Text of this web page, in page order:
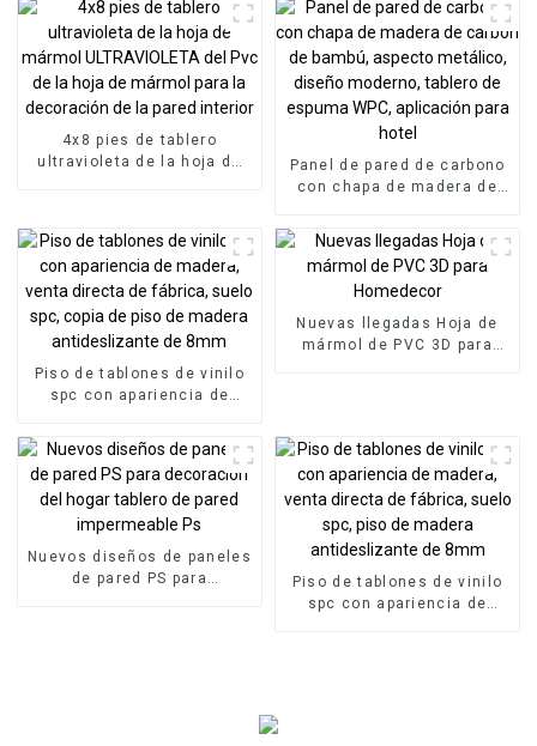
4x8 pies de tablero
ultravioleta de la hoja de
pared interior
Panel de pared de carbono
con chapa de madera de
metálico, diseño moderno,
tablero de espuma WPC,
aplicación para hotel
Piso de tablones de vinilo
spc con apariencia de
fábrica, suelo spc, copia de
piso de madera
antideslizante de 8mm
Nuevas llegadas Hoja de
mármol de PVC 3D para
Nuevos diseños de paneles
de pared PS para
Piso de tablones de vinilo
spc con apariencia de